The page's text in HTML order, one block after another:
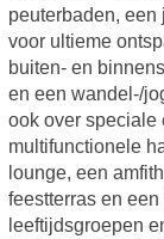
peuterbaden,
voor ultieme
buiten- en
en een wandel-/
ook over speciale
multifunctionele
lounge, een
feestterras en
leeftijdsgroepen